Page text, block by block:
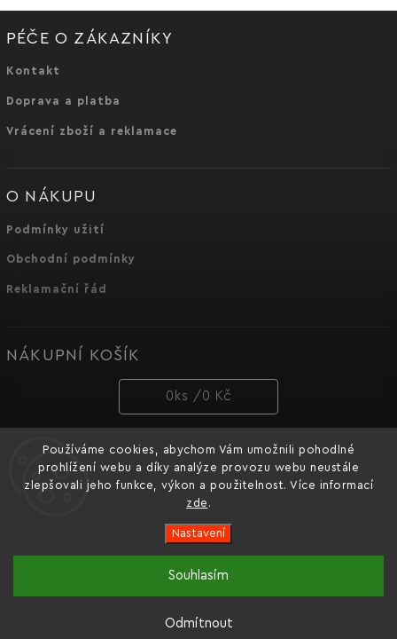
Používáme cookies, abychom Vám umožnili pohodlné
prohlížení webu a díky analýze provozu webu neustále
zlepšovali jeho funkce, výkon a použitelnost. Více informací
zde .
Nastavení
Odmítnout
Souhlasím
Oficiální e-shop značky nářadí Dnipro-M pro Česko a
Slovensko.
PÉČE O ZÁKAZNÍKY
Kontakt
Doprava a platba
Vrácení zboží a reklamace
O NÁKUPU
Podmínky užití
Obchodní podmínky
Reklamační řád
NÁKUPNÍ KOŠÍK
0 ks / 0 Kč
PŘIJÍMÁME ONLINE PLATBY